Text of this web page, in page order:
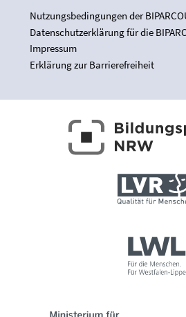
Nutzungsbedingungen der
Datenschutzerklärung für die
Impressum
Erklärung zur Barrierefreiheit